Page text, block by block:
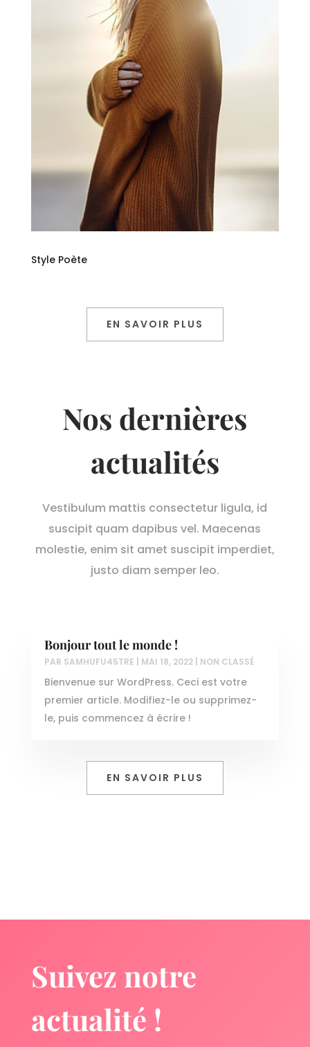
Style Poète
EN SAVOIR PLUS
Nos dernières
actualités
Vestibulum mattis consectetur ligula, id
suscipit quam dapibus vel. Maecenas
molestie, enim sit amet suscipit imperdiet,
justo diam semper leo.
Bonjour tout le monde !
PAR SAMHUFU45TRE MAI 18, 2022| NON CLASSÉ
Bienvenue sur WordPress. Ceci est votre
premier article. Modifiez-le ou supprimez-
le, puis commencez à écrire !
EN SAVOIR PLUS
Suivez notre
actualité !